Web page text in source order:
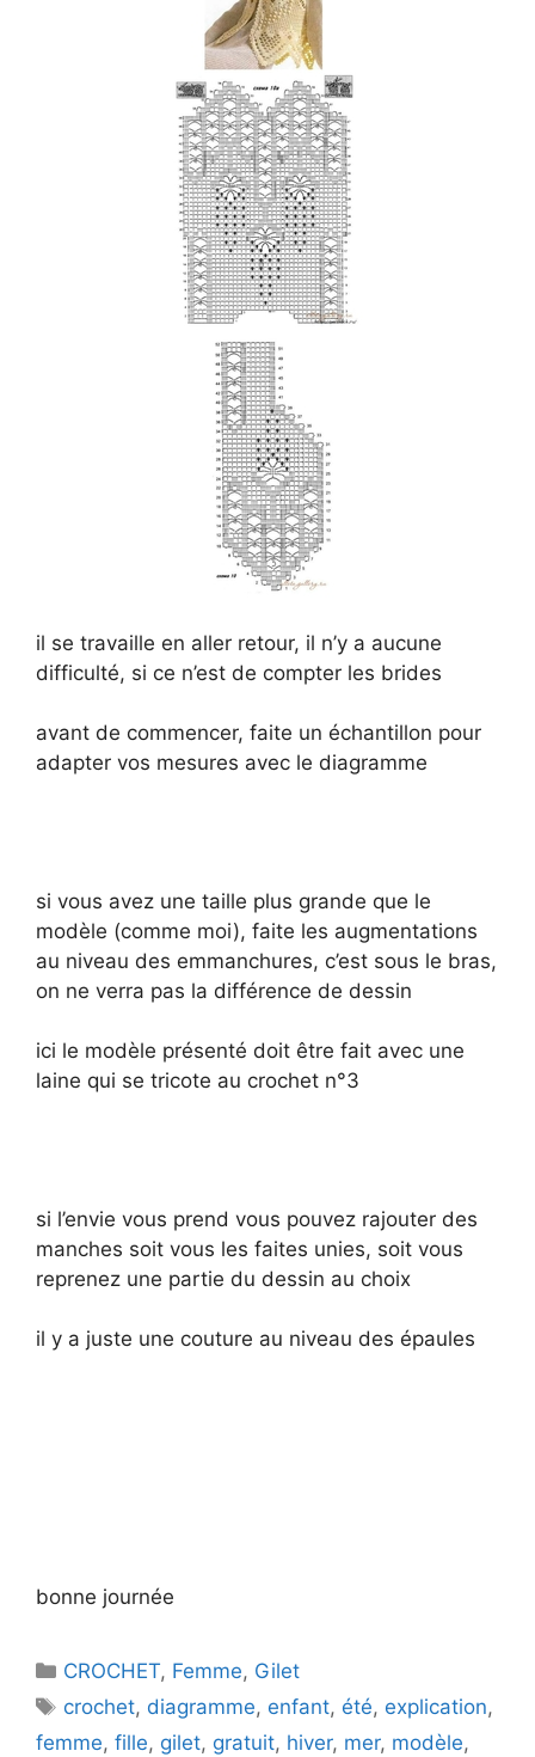
il se travaille en aller retour, il n’y a aucune
difficulté, si ce n’est de compter les brides
avant de commencer, faite un échantillon pour
adapter vos mesures avec le diagramme
si vous avez une taille plus grande que le
modèle (comme moi), faite les augmentations
au niveau des emmanchures, c’est sous le bras,
on ne verra pas la différence de dessin
ici le modèle présenté doit être fait avec une
laine qui se tricote au crochet n°3
si l’envie vous prend vous pouvez rajouter des
manches soit vous les faites unies, soit vous
reprenez une partie du dessin au choix
il y a juste une couture au niveau des épaules
bonne journée
Catégories
CROCHET, Femme, Gilet
Étiquettes
crochet, diagramme, enfant, été, explication,
femme, fille, gilet, gratuit, hiver, mer, modèle,